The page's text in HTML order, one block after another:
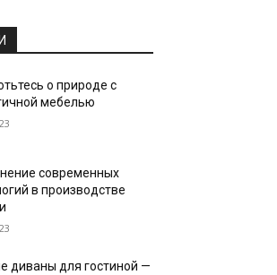
о природе с
мебелью
современных
в производстве
диваны для гостиной —